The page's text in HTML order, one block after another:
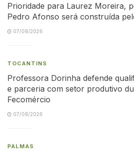
Prioridade para Laurez Moreira,
Pedro Afonso será construída
07/08/2026
TOCANTINS
Professora Dorinha defende
e parceria com setor produtivo
Fecomércio
07/08/2026
PALMAS